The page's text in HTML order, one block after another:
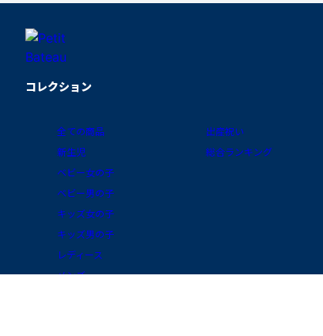
コレクション
全ての商品
新生児
ベビー女の子
ベビー男の子
キッズ女の子
キッズ男の子
レディース
メンズ
出産祝い
総合ランキング